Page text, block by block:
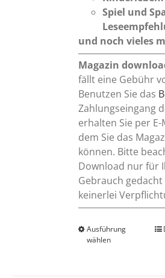
Spiel und
und noch vieles
Magazin
fällt eine Gebühr
Benutzen Sie das
Zahlungseingang
erhalten Sie per
dem Sie das
können. Bitte
Download nur für
Gebrauch gedacht
keinerlei
Ausführung
wählen